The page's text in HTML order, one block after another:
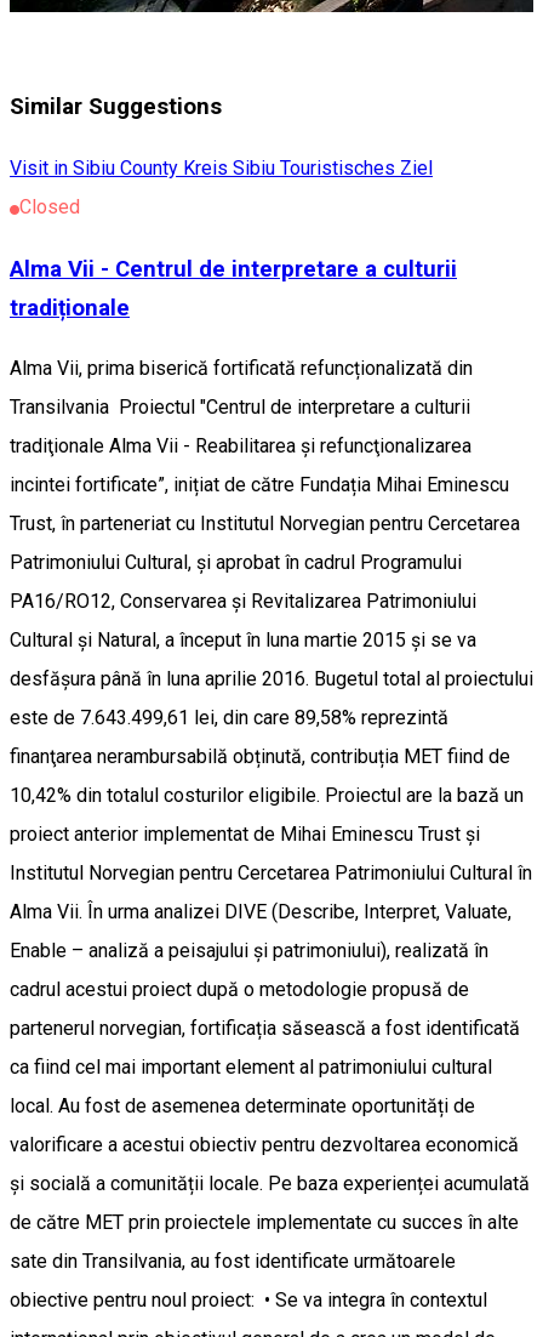
Similar Suggestions
Visit in Sibiu County Kreis Sibiu Touristisches Ziel
Closed
Alma Vii - Centrul de interpretare a culturii
tradiționale
Alma Vii, prima biserică fortificată refuncționalizată din
Transilvania Proiectul "Centrul de interpretare a culturii
tradiţionale Alma Vii - Reabilitarea și refuncţionalizarea
incintei fortificate”, inițiat de către Fundația Mihai Eminescu
Trust, în parteneriat cu Institutul Norvegian pentru Cercetarea
Patrimoniului Cultural, și aprobat în cadrul Programului
PA16/RO12, Conservarea și Revitalizarea Patrimoniului
Cultural și Natural, a început în luna martie 2015 și se va
desfășura până în luna aprilie 2016. Bugetul total al proiectului
este de 7.643.499,61 lei, din care 89,58% reprezintă
finanţarea nerambursabilă obținută, contribuția MET fiind de
10,42% din totalul costurilor eligibile. Proiectul are la bază un
proiect anterior implementat de Mihai Eminescu Trust și
Institutul Norvegian pentru Cercetarea Patrimoniului Cultural în
Alma Vii. În urma analizei DIVE (Describe, Interpret, Valuate,
Enable – analiză a peisajului și patrimoniului), realizată în
cadrul acestui proiect după o metodologie propusă de
partenerul norvegian, fortificația săsească a fost identificată
ca fiind cel mai important element al patrimoniului cultural
local. Au fost de asemenea determinate oportunități de
valorificare a acestui obiectiv pentru dezvoltarea economică
și socială a comunității locale. Pe baza experienței acumulată
de către MET prin proiectele implementate cu succes în alte
sate din Transilvania, au fost identificate următoarele
obiective pentru noul proiect: • Se va integra în contextul